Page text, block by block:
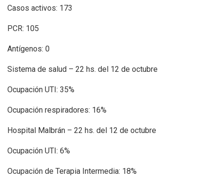
Casos activos: 173
PCR: 105
Antígenos: 0
Sistema de salud – 22 hs. del 12 de octubre
Ocupación UTI: 35%
Ocupación respiradores: 16%
Hospital Malbrán – 22 hs. del 12 de octubre
Ocupación UTI: 6%
Ocupación de Terapia Intermedia: 18%